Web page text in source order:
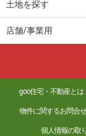
新潟県新潟市江
専
間
新潟県新潟市秋
土地を探す
店舗/事業用
goo住宅・不動産とは
物件に関するお問合
個人情報の取